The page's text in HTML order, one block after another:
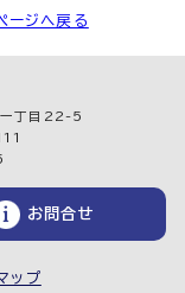
ージへ戻る
丁目22-5
お問合せ
ップ